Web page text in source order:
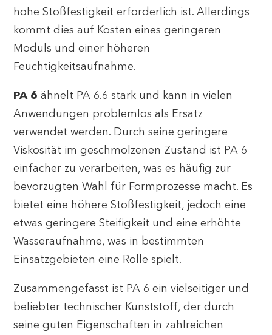
hohe Stoßfestigkeit erforderlich ist. Allerdings
kommt dies auf Kosten eines geringeren
Moduls und einer höheren
Feuchtigkeitsaufnahme.
PA 6 ähnelt PA 6.6 stark und kann in vielen
Anwendungen problemlos als Ersatz
verwendet werden. Durch seine geringere
Viskosität im geschmolzenen Zustand ist PA 6
einfacher zu verarbeiten, was es häufig zur
bevorzugten Wahl für Formprozesse macht. Es
bietet eine höhere Stoßfestigkeit, jedoch eine
etwas geringere Steifigkeit und eine erhöhte
Wasseraufnahme, was in bestimmten
Einsatzgebieten eine Rolle spielt.
Zusammengefasst ist PA 6 ein vielseitiger und
beliebter technischer Kunststoff, der durch
seine guten Eigenschaften in zahlreichen